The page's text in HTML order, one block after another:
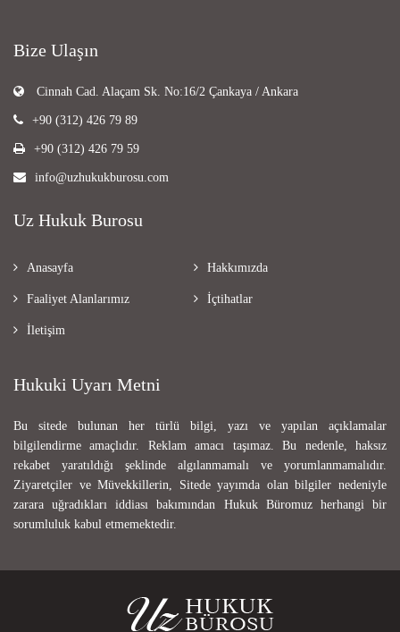
Bize Ulaşın
Cinnah Cad. Alaçam Sk. No:16/2 Çankaya / Ankara
+90 (312) 426 79 89
+90 (312) 426 79 59
info@uzhukukburosu.com
Uz Hukuk Burosu
Anasayfa Hakkımızda
Faaliyet Alanlarımız İçtihatlar
İletişim
Hukuki Uyarı Metni
Bu sitede bulunan her türlü bilgi, yazı ve yapılan açıklamalar
bilgilendirme amaçlıdır. Reklam amacı taşımaz. Bu nedenle, haksız
rekabet yaratıldığı şeklinde algılanmamalı ve yorumlanmamalıdır.
Ziyaretçiler ve Müvekkillerin, Sitede yayımda olan bilgiler nedeniyle
zarara uğradıkları iddiası bakımından Hukuk Büromuz herhangi bir
sorumluluk kabul etmemektedir.